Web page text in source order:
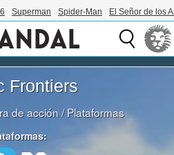
Superman Spider-Man El Señor de los
Frontiers
de acción/Plataformas